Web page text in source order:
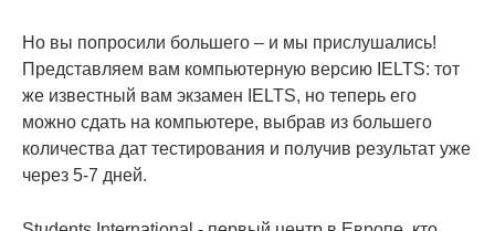
Но вы попросили большего – и мы прислушались!
Представляем вам компьютерную версию IELTS: тот
же известный вам экзамен IELTS, но теперь его
можно сдать на компьютере, выбрав из большего
количества дат тестирования и получив результат уже
через 5-7 дней.